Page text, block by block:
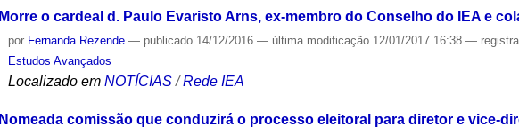
Morre o cardeal d. Paulo Evaristo Arns, ex-membro do Conselho do IEA e
por Fernanda Rezende — publicado 14/12/2016— última modificação 12/01/2017 16:38—
Estudos Avançados
Localizado em NOTÍCIAS /Rede IEA
Nomeada comissão que conduzirá o processo eleitoral para diretor e vice-